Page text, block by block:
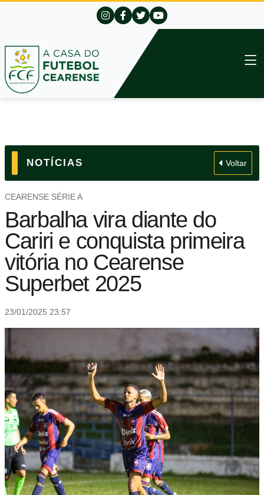
NOTÍCIAS Voltar
CEARENSE SÉRIE A
Barbalha vira diante do
Cariri e conquista primeira
vitória no Cearense
Superbet 2025
23/01/2025 23:57